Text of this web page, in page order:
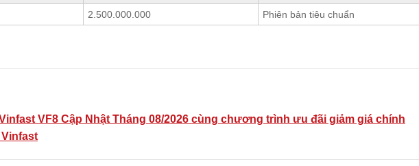
2.500.000.000 Phiên bản tiêu chuẩn
VF8 Cập Nhật Tháng 08/2026 cùng chương trình ưu đãi giảm giá chính